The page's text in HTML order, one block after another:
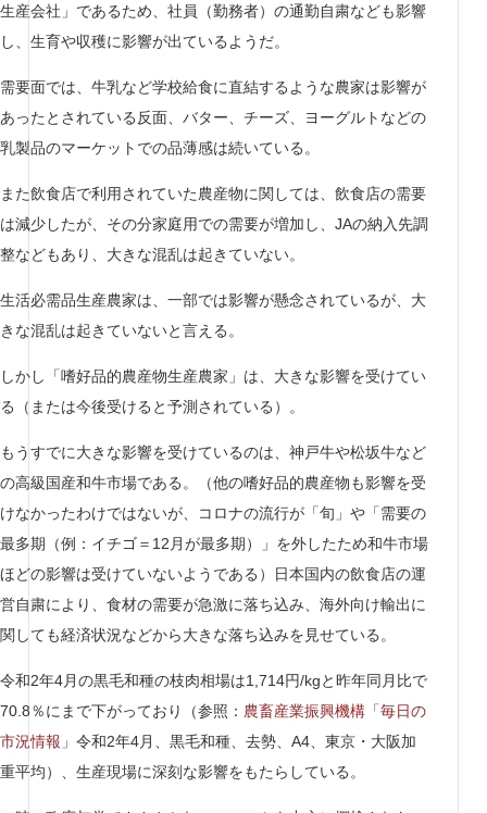
生産会社」であるため、社員（勤務者）の通勤自粛なども影響
し、生育や収穫に影響が出ているようだ。
需要面では、牛乳など学校給食に直結するような農家は影響が
あったとされている反面、バター、チーズ、ヨーグルトなどの
乳製品のマーケットでの品薄感は続いている。
また飲食店で利用されていた農産物に関しては、飲食店の需要
は減少したが、その分家庭用での需要が増加し、JAの納入先調
整などもあり、大きな混乱は起きていない。
生活必需品生産農家は、一部では影響が懸念されているが、大
きな混乱は起きていないと言える。
しかし「嗜好品的農産物生産農家」は、大きな影響を受けてい
る（または今後受けると予測されている）。
もうすでに大きな影響を受けているのは、神戸牛や松坂牛など
の高級国産和牛市場である。（他の嗜好品的農産物も影響を受
けなかったわけではないが、コロナの流行が「旬」や「需要の
最多期（例：イチゴ＝12月が最多期）」を外したため和牛市場
ほどの影響は受けていないようである）日本国内の飲食店の運
営自粛により、食材の需要が急激に落ち込み、海外向け輸出に
関しても経済状況などから大きな落ち込みを見せている。
令和2年4月の黒毛和種の枝肉相場は1,714円/kgと昨年同月比で
70.8％にまで下がっており（参照： 農畜産業振興機構「毎日の
市況情報」 令和2年4月、黒毛和種、去勢、A4、東京・大阪加
重平均）、生産現場に深刻な影響をもたらしている。